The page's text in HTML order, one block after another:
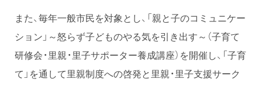
また、毎年一般市民を対象とし、「親と子のコミュニケー
ション」～怒らず子どものやる気を引き出す～（子育て
研修会・里親・里子サポーター養成講座）を開催し、「子育
て」を通して里親制度への啓発と里親・里子支援サーク